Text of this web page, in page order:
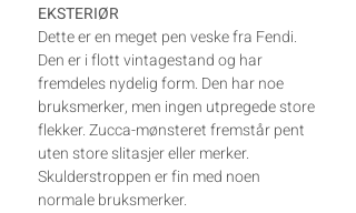
EKSTERIØR
Dette er en meget pen veske fra Fendi.
Den er i flott vintagestand og har
fremdeles nydelig form. Den har noe
bruksmerker, men ingen utpregede store
flekker. Zucca-mønsteret fremstår pent
uten store slitasjer eller merker.
Skulderstroppen er fin med noen
normale bruksmerker.